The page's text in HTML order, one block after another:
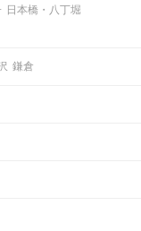
日本橋・八丁堀
鎌倉